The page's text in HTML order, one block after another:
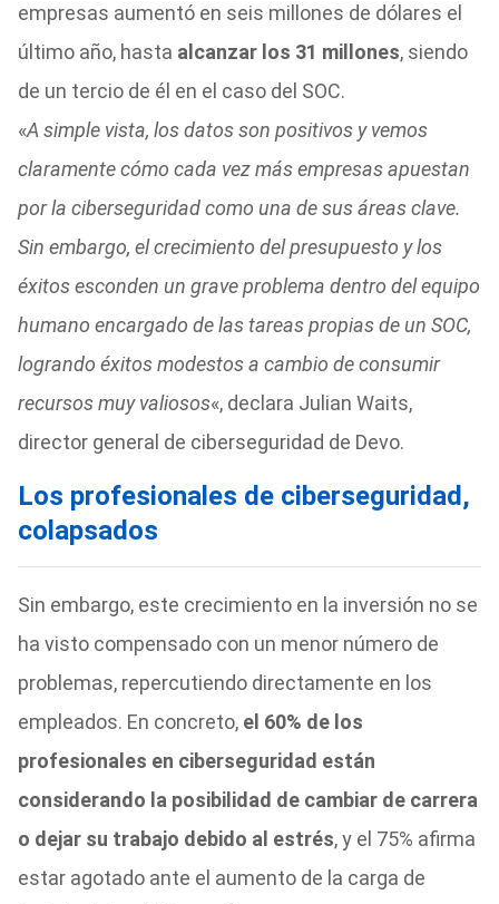
empresas aumentó en seis millones de dólares el
último año, hasta alcanzar los 31 millones, siendo
de un tercio de él en el caso del SOC.
«A simple vista, los datos son positivos y vemos
claramente cómo cada vez más empresas apuestan
por la ciberseguridad como una de sus áreas clave.
Sin embargo, el crecimiento del presupuesto y los
éxitos esconden un grave problema dentro del equipo
humano encargado de las tareas propias de un SOC,
logrando éxitos modestos a cambio de consumir
recursos muy valiosos«, declara Julian Waits,
director general de ciberseguridad de Devo.
Los profesionales de ciberseguridad,
colapsados
Sin embargo, este crecimiento en la inversión no se
ha visto compensado con un menor número de
problemas, repercutiendo directamente en los
empleados. En concreto, el 60% de los
profesionales en ciberseguridad están
considerando la posibilidad de cambiar de carrera
o dejar su trabajo debido al estrés, y el 75% afirma
estar agotado ante el aumento de la carga de